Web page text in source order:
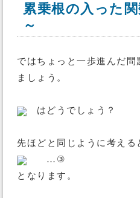
累乗根の入った
～
ではちょっと一歩進んだ問
ましょう。
はどうでしょう？
先ほどと同じように考える
…③
となります。